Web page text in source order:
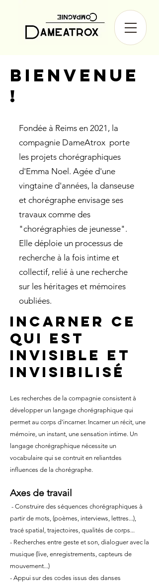
Bienvenue
!
Fondée à Reims en 2021, la
compagnie DameAtrox porte
les projets chorégraphiques
d'Emma Noel. Agée d'une
vingtaine d'années, la danseuse
et chorégraphe envisage ses
travaux comme des
"chorégraphies de jeunesse".
Elle déploie un processus de
recherche à la fois intime et
collectif, relié à une recherche
sur les héritages et mémoires
oubliées. ​​​​​
​Incarner ce
qui est
invisible et
invisibilisé​
Les recherches de la compagnie consistent à
développer un langage chorégraphique qui
permet au corps d'incarner. Incarner un récit, une
mémoire, un instant, une sensation intime. Un
langage chorégraphique nécessite un
vocabulaire qui se contruit en reliantdes
influences de la chorégraphe.
Axes de travail
​- Construire des séquences chorégraphiques à
partir de mots, (poèmes, interviews, lettres...),
tracé spatial, trajectoires, qualités de corps...
- Recherches entre geste et son, dialoguer avec la
musique (live, enregistrements, capteurs de
mouvement...)
- Appui sur des codes issus des danses